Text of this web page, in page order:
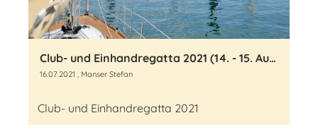
Club- und Einhandregatta 2021 (14. - 15. August 2021)
16.07.2021 , Manser Stefan
Club- und Einhandregatta 2021